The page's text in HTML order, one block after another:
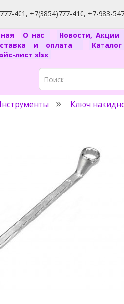
401, +7(3854)777-410, +7-983-
О нас Новости, Акции
и оплата
лист xlsx
Ключ